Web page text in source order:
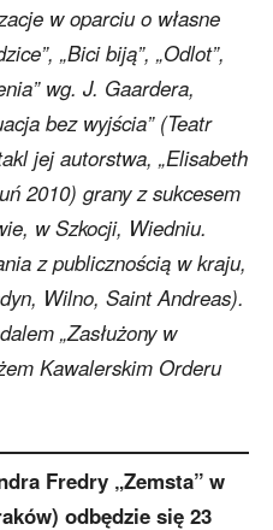
w oparciu o własne
„Bici biją”, „Odlot”,
wg. J. Gaardera,
bez wyjścia” (Teatr
jej autorstwa, „Elisabeth
2010) grany z sukcesem
w Szkocji, Wiedniu.
z publicznością w kraju,
Wilno, Saint Andreas).
„Zasłużony w
Kawalerskim Orderu
Fredry „Zemsta” w
odbędzie się 23